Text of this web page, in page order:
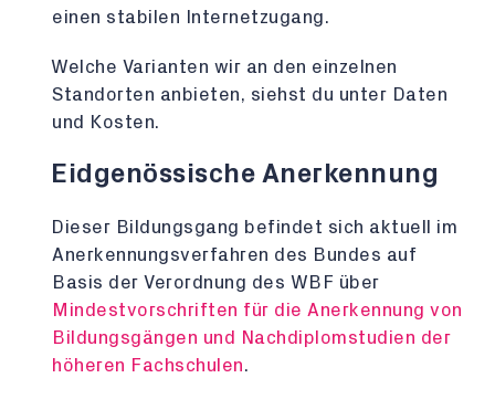
einen stabilen Internetzugang.
Welche Varianten wir an den einzelnen
Standorten anbieten, siehst du unter Daten
und Kosten.
Eidgenössische Anerkennung
Dieser Bildungsgang befindet sich aktuell im
Anerkennungsverfahren des Bundes auf
Basis der Verordnung des WBF über
Mindestvorschriften für die Anerkennung von
Bildungsgängen und Nachdiplomstudien der
höheren Fachschulen.